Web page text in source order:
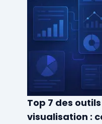
Top 7 des
visualisation :